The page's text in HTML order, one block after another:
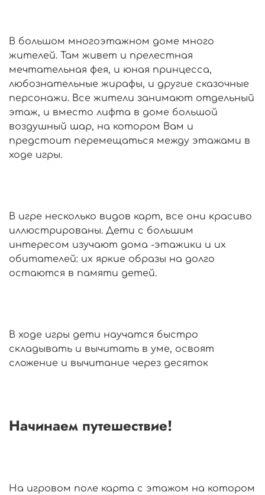
В большом многоэтажном доме много
жителей. Там живет и прелестная
мечтательная фея, и юная принцесса,
любознательные жирафы, и другие сказочные
персонажи. Все жители занимают отдельный
этаж, и вместо лифта в доме большой
воздушный шар, на котором Вам и
предстоит перемещаться между этажами в
ходе игры.
В игре несколько видов карт, все они красиво
иллюстрированы. Дети с большим
интересом изучают дома -этажики и их
обитателей: их яркие образы на долго
остаются в памяти детей.
В ходе игры дети научатся быстро
складывать и вычитать в уме, освоят
сложение и вычитание через десяток
Начинаем путешествие!
На игровом поле карта с этажом на котором